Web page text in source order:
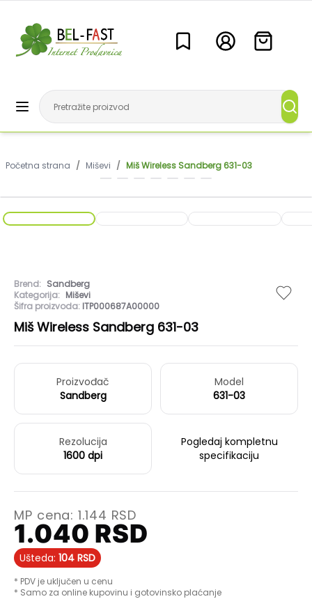
Početna strana / Miševi / Miš Wireless Sandberg 631-03
Brend: Sandberg
Kategorija: Miševi
Šifra proizvoda: ITP000687A00000
Miš Wireless Sandberg 631-03
Proizvođač
Sandberg
Model
631-03
Rezolucija
1600 dpi
Pogledaj kompletnu
specifikaciju
MP cena:1.144 RSD
1.040 RSD
Ušteda: 104 RSD
* PDV je uključen u cenu
* Samo za online kupovinu i gotovinsko plaćanje